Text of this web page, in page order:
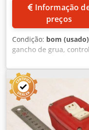
preços
Condição: bom (usado)
gancho de grua,
controlo, controlo da
botão de comando
de controlo,
dispositivo de
para posto de
para armazém, grua
materiais, grua